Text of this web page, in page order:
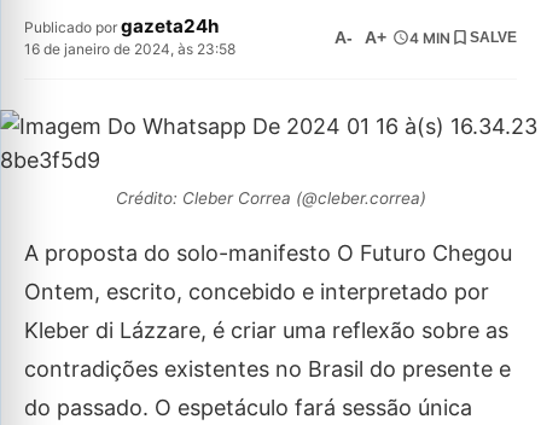
Publicado por gazeta24h
16 de janeiro de 2024, às 23:58
A- A+ 4 MIN SALVE
Crédito: Cleber Correa (@cleber.correa)
A proposta do solo-manifesto O Futuro Chegou
Ontem, escrito, concebido e interpretado por
Kleber di Lázzare, é criar uma reflexão sobre as
contradições existentes no Brasil do presente e
do passado. O espetáculo fará sessão única